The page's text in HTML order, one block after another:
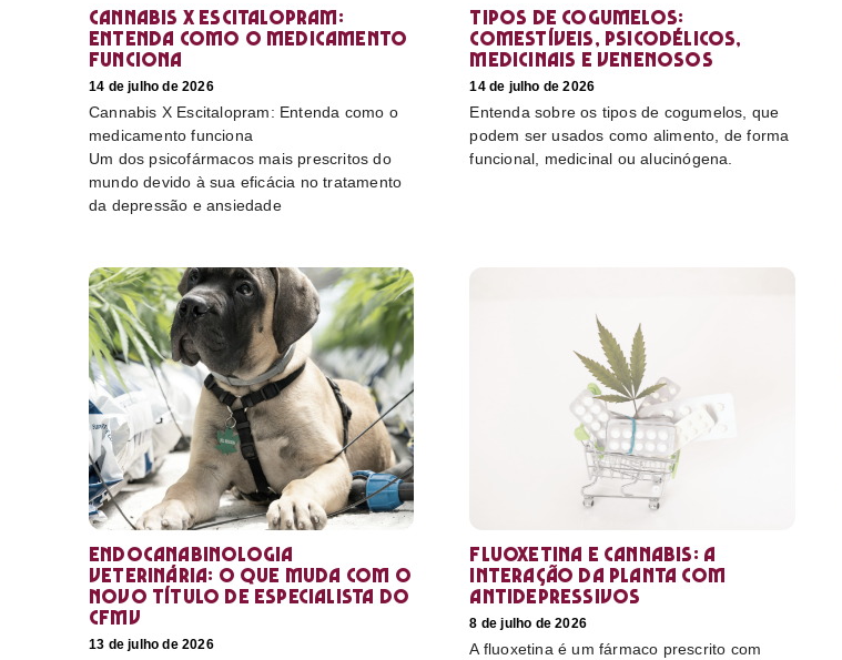
Cannabis X Escitalopram:
Entenda como o medicamento
funciona
14 de julho de 2026
Cannabis X Escitalopram: Entenda como o
medicamento funciona
Um dos psicofármacos mais prescritos do
mundo devido à sua eficácia no tratamento
da depressão e ansiedade
Tipos de cogumelos:
comestíveis, psicodélicos,
medicinais e venenosos
14 de julho de 2026
Entenda sobre os tipos de cogumelos, que
podem ser usados como alimento, de forma
funcional, medicinal ou alucinógena.
Endocanabinologia
Veterinária: o que muda com o
novo título de especialista do
CFMV
13 de julho de 2026
Fluoxetina e Cannabis: a
interação da planta com
antidepressivos
8 de julho de 2026
A fluoxetina é um fármaco prescrito com